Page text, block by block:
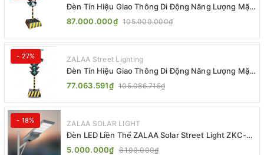
Đèn Tín Hiệu Giao Thông Di Động Năng Lượng Mặt
Trời ZALAA ZL-300A-D
87.000.000₫ 105.000.000₫
- 27% ZALAA Street Lighting
Đèn Tín Hiệu Giao Thông Di Động Năng Lượng Mặt
Trời ZALAA ZL-409300C
77.063.591₫ 105.086.715₫
- 18% ZALAA SOLAR LIGHT
Đèn LED Liền Thể ZALAA Solar Street Light ZKC-
TG 20W 25W 30W All In One
5.000.000₫ 6.100.000₫